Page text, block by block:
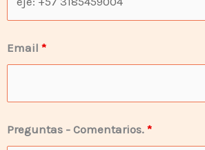
Email *
Preguntas - Comentarios. *